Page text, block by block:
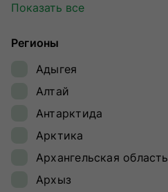
Март
Июнь
Июль
Август
Сентябрь
Октябрь
Ноябрь
Показать все
Регионы
Адыгея
Алтай
Антарктида
Арктика
Архангельская область
Архыз